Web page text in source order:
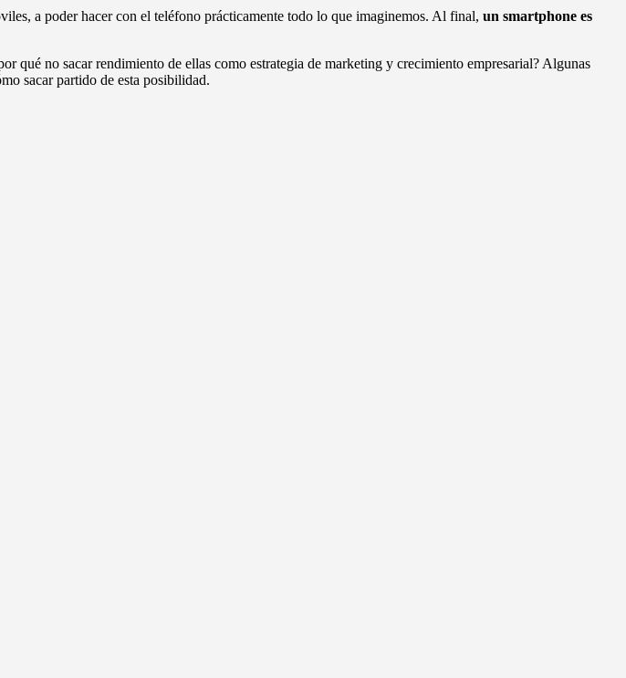
a poder hacer con el teléfono prácticamente todo lo que imaginemos. Al final, un smartphone es
qué no sacar rendimiento de ellas como estrategia de marketing y crecimiento empresarial? Algunas
sacar partido de esta posibilidad.